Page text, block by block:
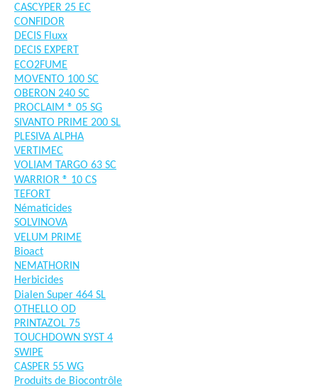
CASCYPER 25 EC
CONFIDOR
DECIS Fluxx
DECIS EXPERT
ECO2FUME
MOVENTO 100 SC
OBERON 240 SC
PROCLAIM ® 05 SG
SIVANTO PRIME 200 SL
PLESIVA ALPHA
VERTIMEC
VOLIAM TARGO 63 SC
WARRIOR ® 10 CS
TEFORT
Nématicides
SOLVINOVA
VELUM PRIME
Bioact
NEMATHORIN
Herbicides
Dialen Super 464 SL
OTHELLO OD
PRINTAZOL 75
TOUCHDOWN SYST 4
SWIPE
CASPER 55 WG
Produits de Biocontrôle